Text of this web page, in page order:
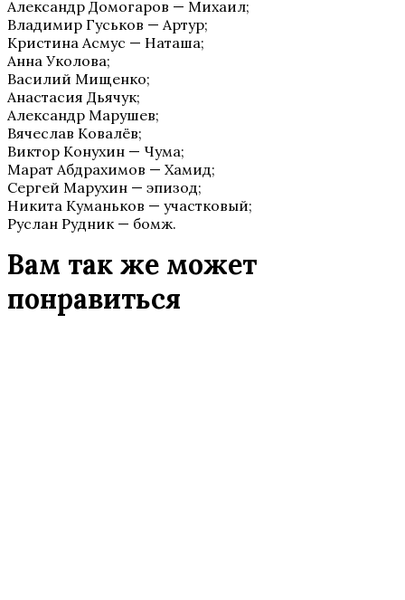
Александр Домогаров — Михаил;
Владимир Гуськов — Артур;
Кристина Асмус — Наташа;
Анна Уколова;
Василий Мищенко;
Анастасия Дьячук;
Александр Марушев;
Вячеслав Ковалёв;
Виктор Конухин — Чума;
Марат Абдрахимов — Хамид;
Сергей Марухин — эпизод;
Никита Куманьков — участковый;
Руслан Рудник — бомж.
Вам так же может
понравиться